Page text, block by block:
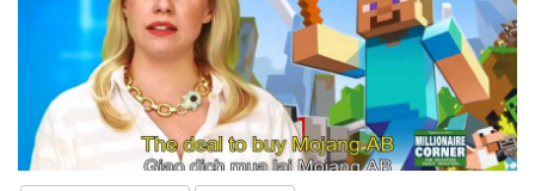
những người cùng sở thích, học hỏi với nhau. 4.
Học qua các chương trình truyền hình:- Xem các
chương trình đặc sắc, phim truyền hình, talk show
với phụ đề tiếng Anh. Tăng cường kỹ năng nghe và